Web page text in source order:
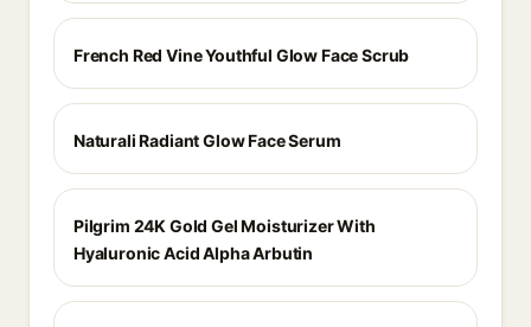
French Red Vine Youthful Glow Face Scrub
Naturali Radiant Glow Face Serum
Pilgrim 24K Gold Gel Moisturizer With
Hyaluronic Acid Alpha Arbutin